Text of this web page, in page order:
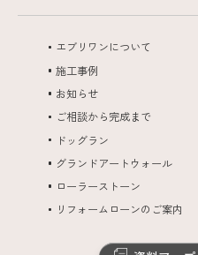
エブリワンについて
施工事例
お知らせ
ご相談から完成まで
ドッグラン
グランドアートウォール
ローラーストーン
リフォームローンのご案内